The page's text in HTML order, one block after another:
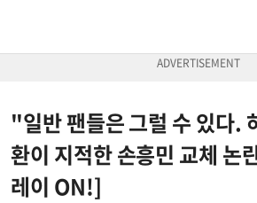
"일반 팬들은 그럴 수 있다
환이 지적한 손흥민 교체 논
레이 ON!]